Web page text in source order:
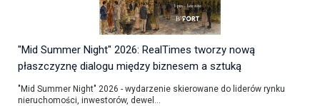
"Mid Summer Night" 2026: RealTimes tworzy nową
płaszczyznę dialogu między biznesem a sztuką
"Mid Summer Night" 2026 - wydarzenie skierowane do liderów rynku
nieruchomości, inwestorów, dewel...